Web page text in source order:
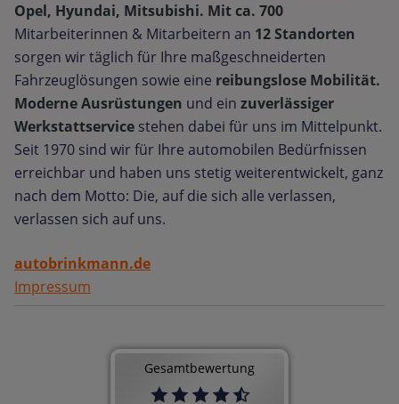
Opel, Hyundai, Mitsubishi. Mit ca. 700
Mitarbeiterinnen & Mitarbeitern an 12 Standorten
sorgen wir täglich für Ihre maßgeschneiderten
Fahrzeuglösungen sowie eine reibungslose Mobilität.
Moderne Ausrüstungen und ein zuverlässiger
Werkstattservice stehen dabei für uns im Mittelpunkt.
Seit 1970 sind wir für Ihre automobilen Bedürfnissen
erreichbar und haben uns stetig weiterentwickelt, ganz
nach dem Motto: Die, auf die sich alle verlassen,
verlassen sich auf uns.
autobrinkmann.de
Impressum
Gesamtbewertung